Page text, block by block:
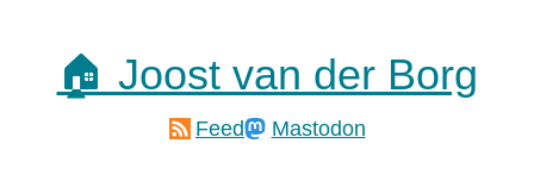
🏠 Joost van der Borg
Feed Mastodon